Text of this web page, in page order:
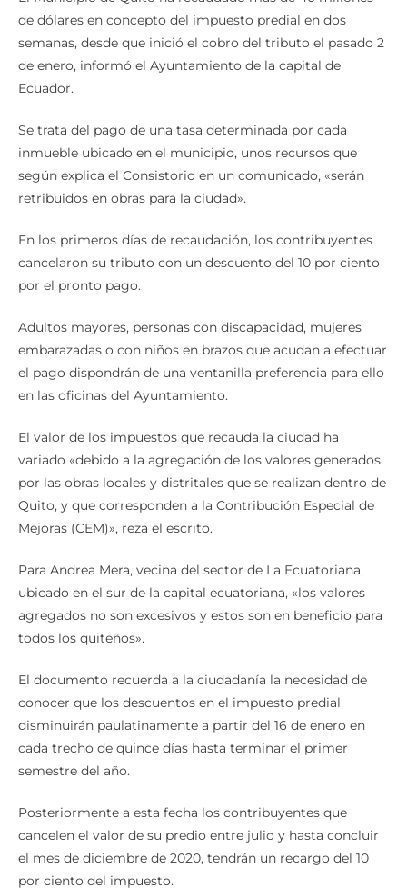
de dólares en concepto del impuesto predial en dos
semanas, desde que inició el cobro del tributo el pasado 2
de enero, informó el Ayuntamiento de la capital de
Ecuador.
Se trata del pago de una tasa determinada por cada
inmueble ubicado en el municipio, unos recursos que
según explica el Consistorio en un comunicado, «serán
retribuidos en obras para la ciudad».
En los primeros días de recaudación, los contribuyentes
cancelaron su tributo con un descuento del 10 por ciento
por el pronto pago.
Adultos mayores, personas con discapacidad, mujeres
embarazadas o con niños en brazos que acudan a efectuar
el pago dispondrán de una ventanilla preferencia para ello
en las oficinas del Ayuntamiento.
El valor de los impuestos que recauda la ciudad ha
variado «debido a la agregación de los valores generados
por las obras locales y distritales que se realizan dentro de
Quito, y que corresponden a la Contribución Especial de
Mejoras (CEM)», reza el escrito.
Para Andrea Mera, vecina del sector de La Ecuatoriana,
ubicado en el sur de la capital ecuatoriana, «los valores
agregados no son excesivos y estos son en beneficio para
todos los quiteños».
El documento recuerda a la ciudadanía la necesidad de
conocer que los descuentos en el impuesto predial
disminuirán paulatinamente a partir del 16 de enero en
cada trecho de quince días hasta terminar el primer
semestre del año.
Posteriormente a esta fecha los contribuyentes que
cancelen el valor de su predio entre julio y hasta concluir
el mes de diciembre de 2020, tendrán un recargo del 10
por ciento del impuesto.